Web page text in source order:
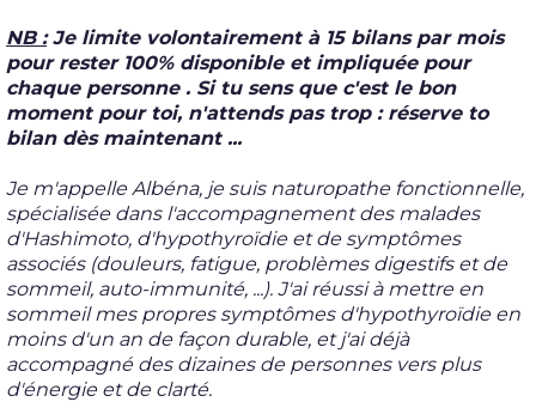
NB :Je limite volontairement à 15 bilans par mois
pour rester 100% disponible et impliquée pour
chaque personne . Si tu sens que c'est le bon
moment pour toi, n'attends pas trop : réserve to
bilan dès maintenant ...
Je m'appelle Albéna, je suis naturopathe fonctionnelle,
spécialisée dans l'accompagnement des malades
d'Hashimoto, d'hypothyroïdie et de symptômes
associés (douleurs, fatigue, problèmes digestifs et de
sommeil, auto-immunité, ...). J'ai réussi à mettre en
sommeil mes propres symptômes d'hypothyroïdie en
moins d'un an de façon durable, et j'ai déjà
accompagné des dizaines de personnes vers plus
d'énergie et de clarté.